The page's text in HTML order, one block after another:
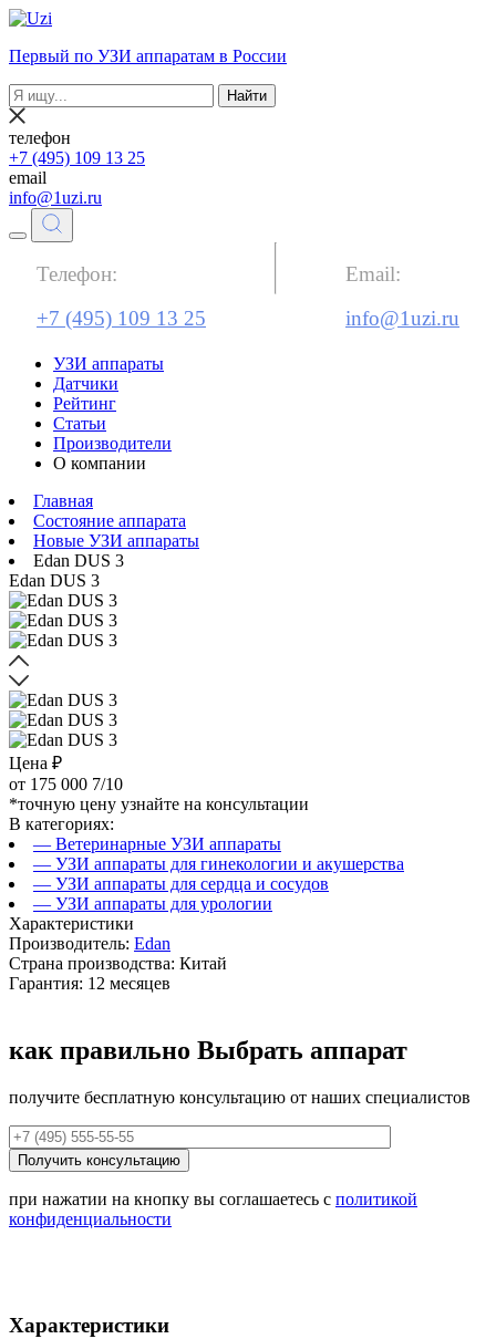
Первый по УЗИ аппаратам в России
Найти
телефон
+7 (495) 109 13 25
email
info@1uzi.ru
Телефон:
+7 (495) 109 13 25
Email:
info@1uzi.ru
УЗИ аппараты
Датчики
Рейтинг
Статьи
Производители
О компании
Главная
Состояние аппарата
Новые УЗИ аппараты
Edan DUS 3
Edan DUS 3
Цена ₽
от 175 000 7/10
*точную цену узнайте на консультации
В категориях:
— Ветеринарные УЗИ аппараты
— УЗИ аппараты для гинекологии и акушерства
— УЗИ аппараты для сердца и сосудов
— УЗИ аппараты для урологии
Характеристики
Производитель: Edan
Страна производства: Китай
Гарантия: 12 месяцев
как правильно Выбрать аппарат
получите бесплатную консультацию от наших специалистов
при нажатии на кнопку вы соглашаетесь с политикой
конфиденциальности
Характеристики